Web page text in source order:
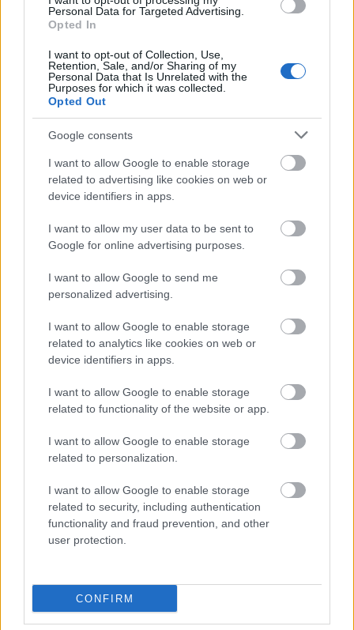
Personal Data for Targeted Advertising.
Opted In
I want to opt-out of Collection, Use,
Retention, Sale, and/or Sharing of my
Personal Data that Is Unrelated with the
Purposes for which it was collected.
Opted Out
Google consents
I want to allow Google to enable storage
related to advertising like cookies on web or
device identifiers in apps.
I want to allow my user data to be sent to
Google for online advertising purposes.
I want to allow Google to send me
personalized advertising.
I want to allow Google to enable storage
related to analytics like cookies on web or
device identifiers in apps.
I want to allow Google to enable storage
related to functionality of the website or app.
I want to allow Google to enable storage
related to personalization.
I want to allow Google to enable storage
related to security, including authentication
functionality and fraud prevention, and other
user protection.
CONFIRM
ΑΣΕΠ: Πιστοποίηση Αγγλικών σε
μόνο 2 ημέρες στα χέρια σας
Πιστοποίηση Υπολογιστών σε 2
μέρες